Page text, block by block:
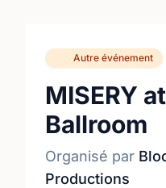
Autre événement
MISERY
Ballroom
Organisé par
Productions